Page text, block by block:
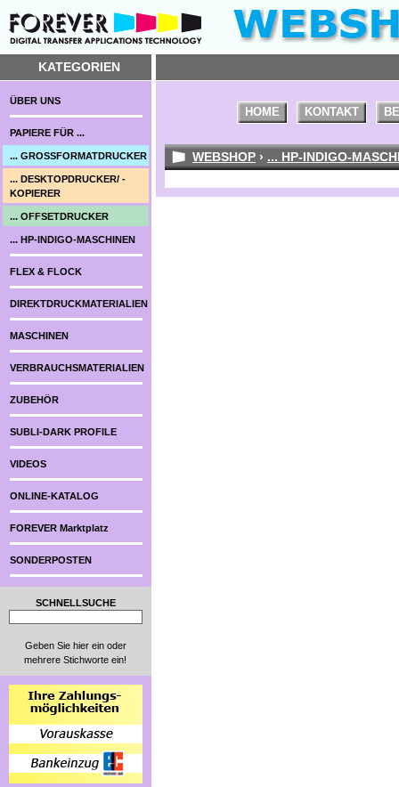
KATEGORIEN
SCHNELLSUCHE
Geben Sie hier ein oder
mehrere Stichworte ein!
HOME KONTAKT
WEBSHOP › ... HP-INDIGO-
ÜBER UNS
PAPIERE FÜR ...
... GROSSFORMATDRUCKER
... DESKTOPDRUCKER/ -
KOPIERER
... OFFSETDRUCKER
... HP-INDIGO-MASCHINEN
FLEX & FLOCK
DIREKTDRUCKMATERIALIEN
MASCHINEN
VERBRAUCHSMATERIALIEN
ZUBEHÖR
SUBLI-DARK PROFILE
VIDEOS
ONLINE-KATALOG
FOREVER Marktplatz
SONDERPOSTEN